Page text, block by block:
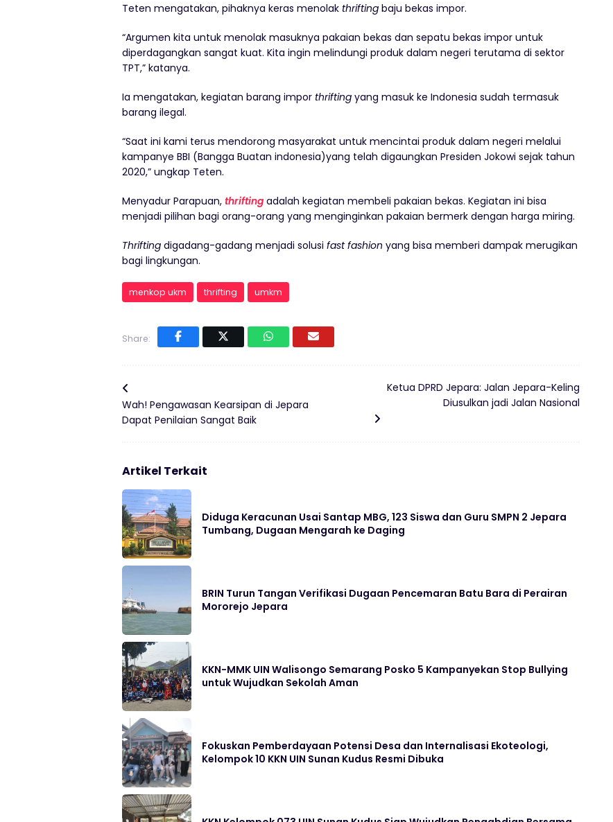
Teten mengatakan, pihaknya keras menolak thrifting baju bekas impor.
“Argumen kita untuk menolak masuknya pakaian bekas dan sepatu bekas impor untuk
diperdagangkan sangat kuat. Kita ingin melindungi produk dalam negeri terutama di sektor
TPT,” katanya.
Ia mengatakan, kegiatan barang impor thrifting yang masuk ke Indonesia sudah termasuk
barang ilegal.
“Saat ini kami terus mendorong masyarakat untuk mencintai produk dalam negeri melalui
kampanye BBI (Bangga Buatan indonesia)yang telah digaungkan Presiden Jokowi sejak tahun
2020,” ungkap Teten.
Menyadur Parapuan, thrifting adalah kegiatan membeli pakaian bekas. Kegiatan ini bisa
menjadi pilihan bagi orang-orang yang menginginkan pakaian bermerk dengan harga miring.
Thrifting digadang-gadang menjadi solusi fast fashion yang bisa memberi dampak merugikan
bagi lingkungan.
menkop ukm thrifting umkm
Share:
Wah! Pengawasan Kearsipan di Jepara
Dapat Penilaian Sangat Baik
Ketua DPRD Jepara: Jalan Jepara-Keling
Diusulkan jadi Jalan Nasional
Artikel Terkait
Diduga Keracunan Usai Santap MBG, 123 Siswa dan Guru SMPN 2 Jepara
Tumbang, Dugaan Mengarah ke Daging
BRIN Turun Tangan Verifikasi Dugaan Pencemaran Batu Bara di Perairan
Mororejo Jepara
KKN-MMK UIN Walisongo Semarang Posko 5 Kampanyekan Stop Bullying
untuk Wujudkan Sekolah Aman
Fokuskan Pemberdayaan Potensi Desa dan Internalisasi Ekoteologi,
Kelompok 10 KKN UIN Sunan Kudus Resmi Dibuka